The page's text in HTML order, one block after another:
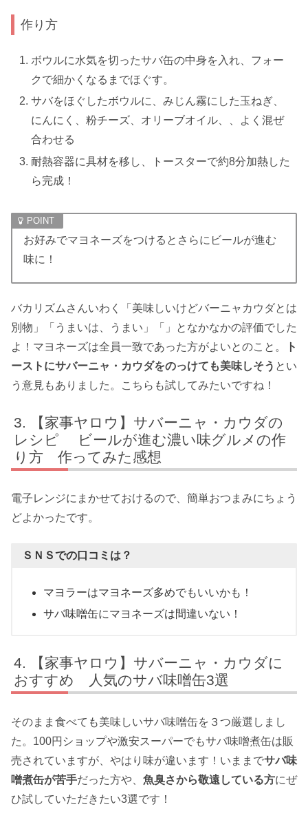
作り方
ボウルに水気を切ったサバ缶の中身を入れ、フォー
クで細かくなるまでほぐす。
サバをほぐしたボウルに、みじん霧にした玉ねぎ、
にんにく、粉チーズ、オリーブオイル、、よく混ぜ
合わせる
耐熱容器に具材を移し、トースターで約8分加熱した
ら完成！
お好みでマヨネーズをつけるとさらにビールが進む
味に！
バカリズムさんいわく「美味しいけどバーニャカウダとは
別物」「うまいは、うまい」「」となかなかの評価でした
よ！マヨネーズは全員一致であった方がよいとのこと。
ト
ーストにサバーニャ・カウダをのっけても美味しそう とい
う意見もありました。こちらも試してみたいですね！
【家事ヤロウ】サバーニャ・カウダの
レシピ ビールが進む濃い味グルメの作
り方 作ってみた感想
電子レンジにまかせておけるので、簡単おつまみにちょう
どよかったです。
ＳＮＳでの口コミは？
マヨラーはマヨネーズ多めでもいいかも！
サバ味噌缶にマヨネーズは間違いない！
【家事ヤロウ】サバーニャ・カウダに
おすすめ 人気のサバ味噌缶3選
そのまま食べても美味しいサバ味噌缶を３つ厳選しまし
た。100円ショップや激安スーパーでもサバ味噌煮缶は販
売されていますが、やはり味が違います！いままでサバ味
噌煮缶が苦手だった方や、 魚臭さから敬遠している方にぜ
ひ試していただきたい3選です！